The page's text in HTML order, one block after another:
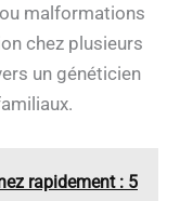
malformations
chez plusieurs
un généticien
rapidement : 5